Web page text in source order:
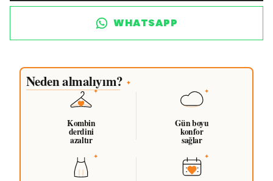
WHATSAPP
Neden almalıyım? ✦
Kombin
derdini
azaltır
Gün boyu
konfor
sağlar